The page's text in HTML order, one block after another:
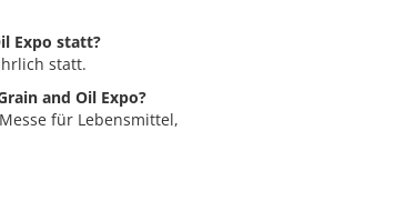
Expo statt?
statt.
and Oil Expo?
für Lebensmittel,